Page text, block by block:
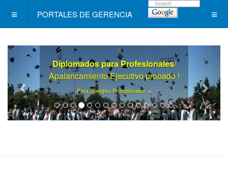
PORTALES DE GERENCIA
Diplomados para Profesionales/
Apalancamiento Ejecutivo probado !
Para Colegios Profesionales ...